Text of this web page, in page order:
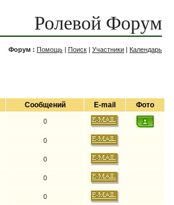
Ролевой Форум
Форум : Помощь | Поиск | Участники | Календарь
Сообщений E-mail Фото
0
0
0
0
0